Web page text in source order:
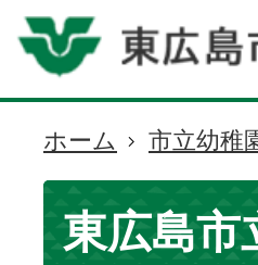
現
在
の
位
ホーム 市立幼稚
東広島市